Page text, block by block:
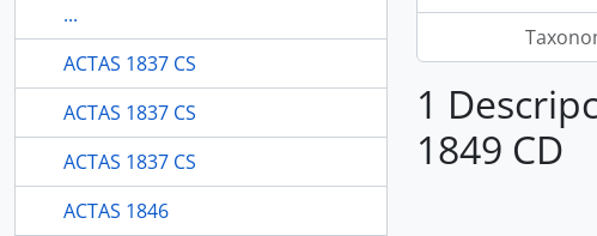
...
ACTAS 1837 CS
ACTAS 1837 CS
ACTAS 1837 CS
ACTAS 1846
1
1849 CD